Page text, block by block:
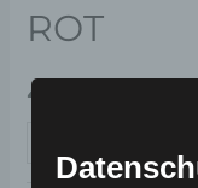
ROT
49,00